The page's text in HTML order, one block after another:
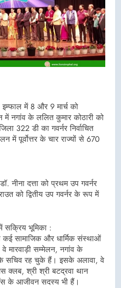
इम्फाल में 8 और 9 मार्च को
नगांव के ललित कुमार कोठारी को
322 डी का गवर्नर निर्वाचित
में पूर्वोत्तर के चार राज्यों से 670
नीना दत्ता को प्रथम उप गवर्नर
को द्वितीय उप गवर्नर के रूप में
सक्रिय भूमिका :
कई सामाजिक और धार्मिक संस्थाओं
सम्मेलन, नगांव के
के सचिव रह चुके हैं। इसके अलावा, वे
क्लब, श्री श्री बटद्रवा थान
के आजीवन सदस्य भी हैं।